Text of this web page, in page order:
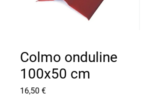
Colmo onduline
100x50 cm
16,50 €Prezzo